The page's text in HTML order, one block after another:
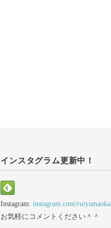
インスタグラム更新中！
Instagram:instagram.com/ruiyamaoka
お気軽にコメントください＾＾